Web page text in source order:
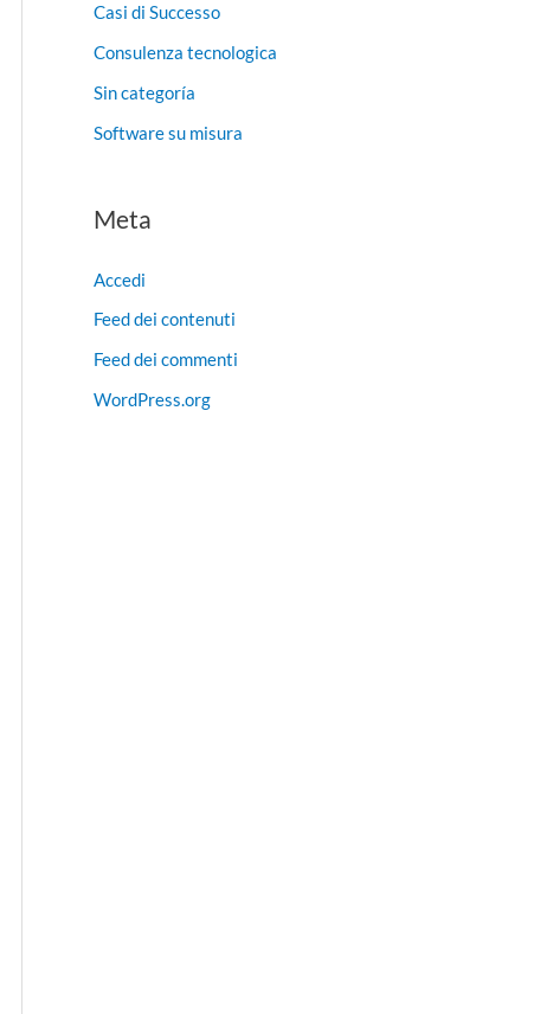
Casi di Successo
Consulenza tecnologica
Sin categoría
Software su misura
Meta
Accedi
Feed dei contenuti
Feed dei commenti
WordPress.org